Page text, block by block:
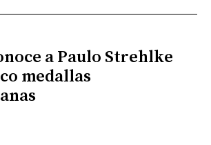
a Paulo Strehlke
medallas